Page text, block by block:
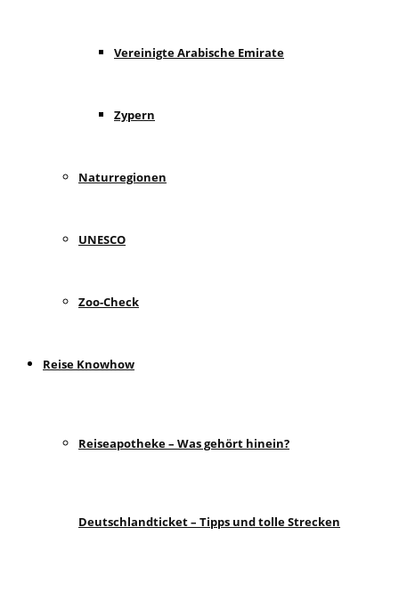
Vereinigte Arabische Emirate
Zypern
Naturregionen
UNESCO
Zoo-Check
Reise Knowhow
Reiseapotheke – Was gehört hinein?
Deutschlandticket – Tipps und tolle Strecken